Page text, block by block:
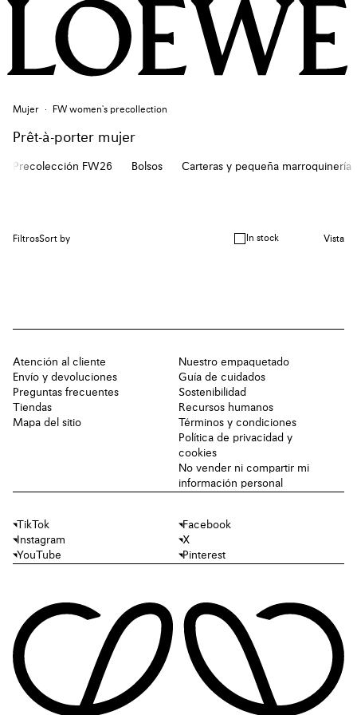
Mujer FW women's precollection
Prêt-à-porter mujer
Precolección FW26 Bolsos Carteras y pequeña marroquinería
FiltrosSort by In stock Vista
Atención al cliente
Envío y devoluciones
Preguntas frecuentes
Tiendas
Mapa del sitio
Nuestro empaquetado
Guía de cuidados
Sostenibilidad
Recursos humanos
Términos y condiciones
Política de privacidad y
cookies
No vender ni compartir mi
información personal
TikTok
Facebook
Instagram
X
YouTube
Pinterest